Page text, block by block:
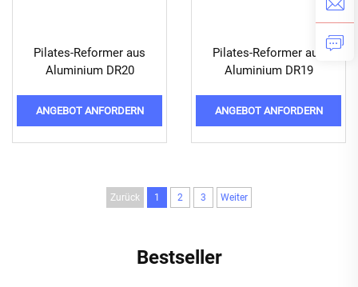
Pilates-Reformer aus
Aluminium DR20
ANGEBOT ANFORDERN
Pilates-Reformer aus
Aluminium DR19
ANGEBOT ANFORDERN
Zurück 1 2 3 Weiter
Bestseller